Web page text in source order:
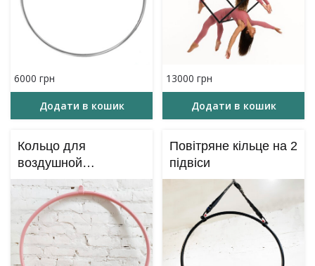
6000 грн
Додати в кошик
13000 грн
Додати в кошик
Кольцо для
воздушной
гимнастики на 1
подвес (розовое)
Повітряне кільце на 2
підвіси